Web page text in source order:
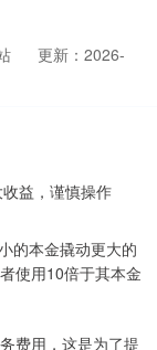
更新：2026-
的本金撬动更大的
使用10倍于其本金
费用，这是为了提